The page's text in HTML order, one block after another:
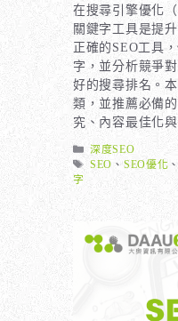
在搜尋引擎優化
關鍵字工具是提
正確的SEO工具
字，並分析競爭
好的搜尋排名。
類，並推薦必備
究、內容最佳化
分
類
深度SEO
標
SEO 、 SEO優化
字